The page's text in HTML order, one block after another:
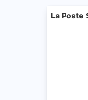
La Poste